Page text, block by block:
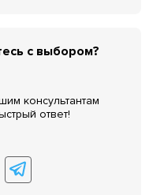
с выбором?
консультантам
ответ!